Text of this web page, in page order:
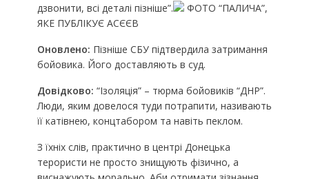
дзвонити, всі деталі пізніше”.
ФОТО “ПАЛИЧА”,
ЯКЕ ПУБЛІКУЄ АСЄЄВ
Оновлено: Пізніше СБУ підтвердила затримання
бойовика. Його доставляють в суд.
Довідково: “Ізоляція” – тюрма бойовиків “ДНР”.
Люди, яким довелося туди потрапити, називають
її катівнею, концтабором та навіть пеклом.
З їхніх слів, практично в центрі Донецька
терористи не просто знищують фізично, а